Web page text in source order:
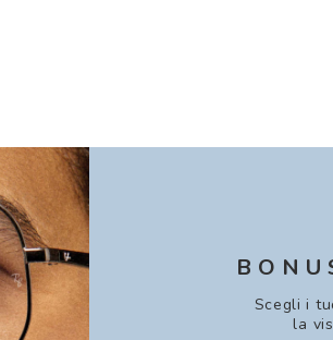
Scegli i
la